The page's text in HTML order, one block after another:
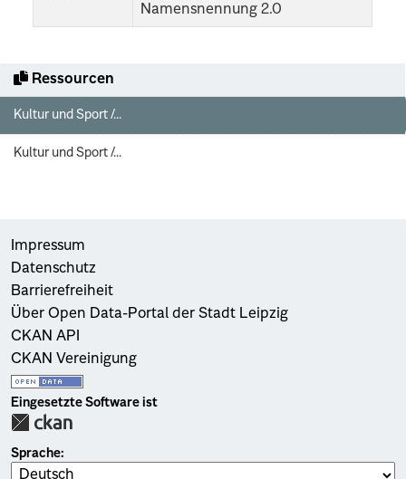
Ressourcen
Kultur und Sport /...
Kultur und Sport /...
Namensnennung 2.0
Impressum
Datenschutz
Barrierefreiheit
Über Open Data-Portal der Stadt Leipzig
CKAN API
CKAN Vereinigung
Eingesetzte Software ist
Sprache